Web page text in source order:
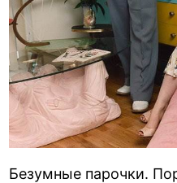
Безумные парочки.